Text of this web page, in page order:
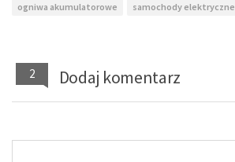
ogniwa akumulatorowe
samochody elektryczne
2 Dodaj komentarz